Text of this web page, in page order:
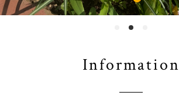
Information